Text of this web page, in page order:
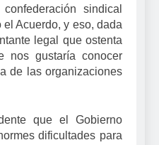
sindical
Acuerdo, y eso, dada
legal que ostenta
nos gustaría conocer
de las organizaciones
que el Gobierno
dificultades para